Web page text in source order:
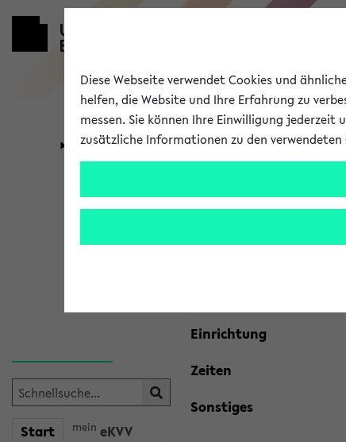
Universität Forschung
Start mein eKVV
Ihre Suchkriterien:
Einrichtung
Zeiten
Sonstiges
Diese Webseite verwendet Cookies und
helfen, die Website und Ihre Erfahrung zu
messen. Sie können Ihre Einwilligung jederzeit
zusätzliche Informationen zu den verwendeten